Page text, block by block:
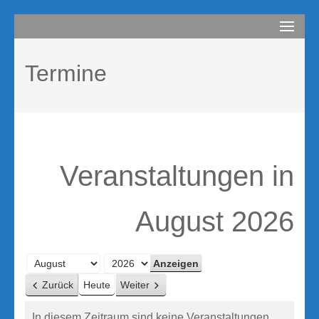
Inhalt
(Enter
drücken)
compurem
Termine
Veranstaltungen in
August 2026
Monat
Jahr
Zurück Heute Weiter